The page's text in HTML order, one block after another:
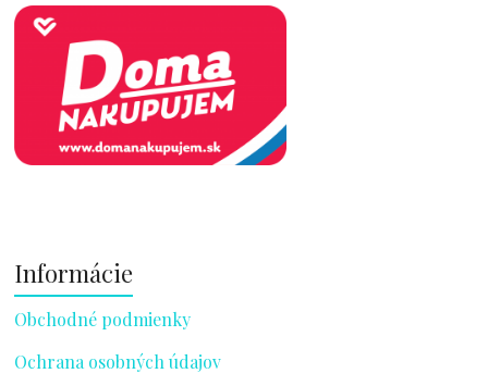
Informácie
Obchodné podmienky
Ochrana osobných údajov